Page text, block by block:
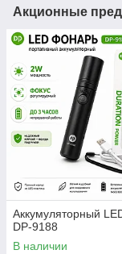
Акционные
Аккумуляторный
DP-9188
В наличии